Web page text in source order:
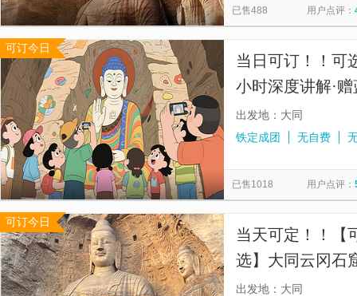
信
息
太原赫兹跳伞基地 浑源州署 北魏明堂遗址博物馆
《如梦大同》行进情浸式旅游演艺
浑源古城
已售488 用户点评：
可订今日
当日可订！！可
小时深度讲解·
出发地：大同
铁定成团
无自费
已售1018 用户点评：
可订今日
当天可定！！【
选】大同云冈石
度讲解+高清耳麦
出发地：大同